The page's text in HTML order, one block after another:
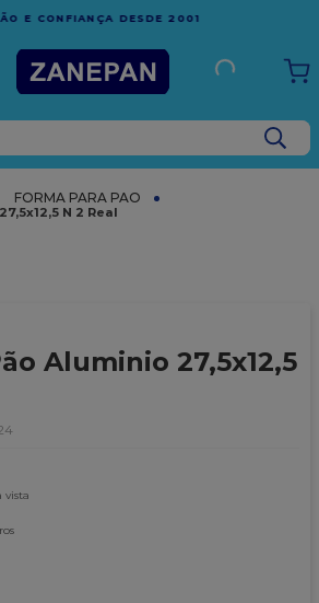
FORMA PARA PAO
N 2 Real
Aluminio 27,5x12,5